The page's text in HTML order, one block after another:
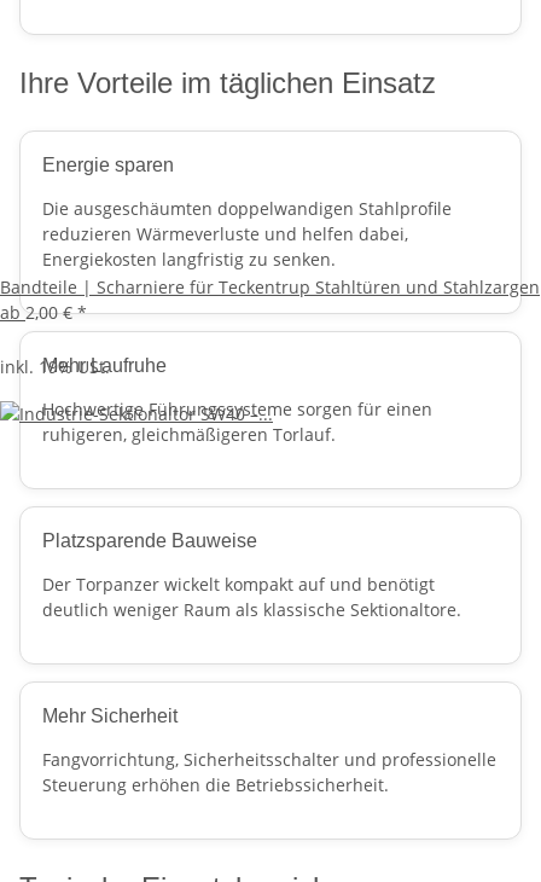
Ihre Vorteile im täglichen Einsatz
Energie sparen
Die ausgeschäumten doppelwandigen Stahlprofile
reduzieren Wärmeverluste und helfen dabei,
Energiekosten langfristig zu senken.
Mehr Laufruhe
Hochwertige Führungssysteme sorgen für einen
ruhigeren, gleichmäßigeren Torlauf.
Platzsparende Bauweise
Der Torpanzer wickelt kompakt auf und benötigt
deutlich weniger Raum als klassische Sektionaltore.
Mehr Sicherheit
Fangvorrichtung, Sicherheitsschalter und professionelle
Steuerung erhöhen die Betriebssicherheit.
Bandteile | Scharniere für Teckentrup Stahltüren und Stahlzargen
ab2,00 €*
inkl. 19% USt.